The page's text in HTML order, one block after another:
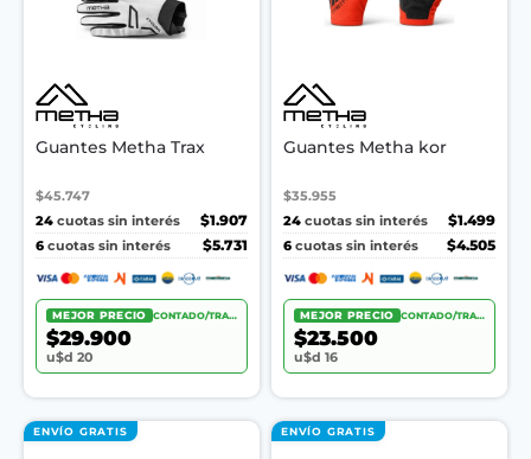
Guantes Metha Trax
$45.747
24 cuotas sin interés
$1.907
6 cuotas sin interés $5.731
MEJOR PRECIO CONTADO/TRANSF.
$29.900
u$d 20
Guantes Metha kor
$35.955
24 cuotas sin interés
$1.499
6 cuotas sin interés $4.505
MEJOR PRECIO CONTADO/TRANSF.
$23.500
u$d 16
ENVÍO GRATIS ENVÍO GRATIS